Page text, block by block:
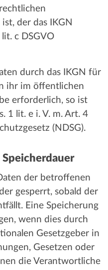
der das IKGN
c DSGVO
durch das IKGN für
ihr im öffentlichen
erforderlich, so ist
1 lit. e i. V. m. Art. 4
(NDSG).
der betroffenen
gesperrt, sobald der
Eine Speicherung
wenn dies durch
Gesetzgeber in
Gesetzen oder
die Verantwortliche